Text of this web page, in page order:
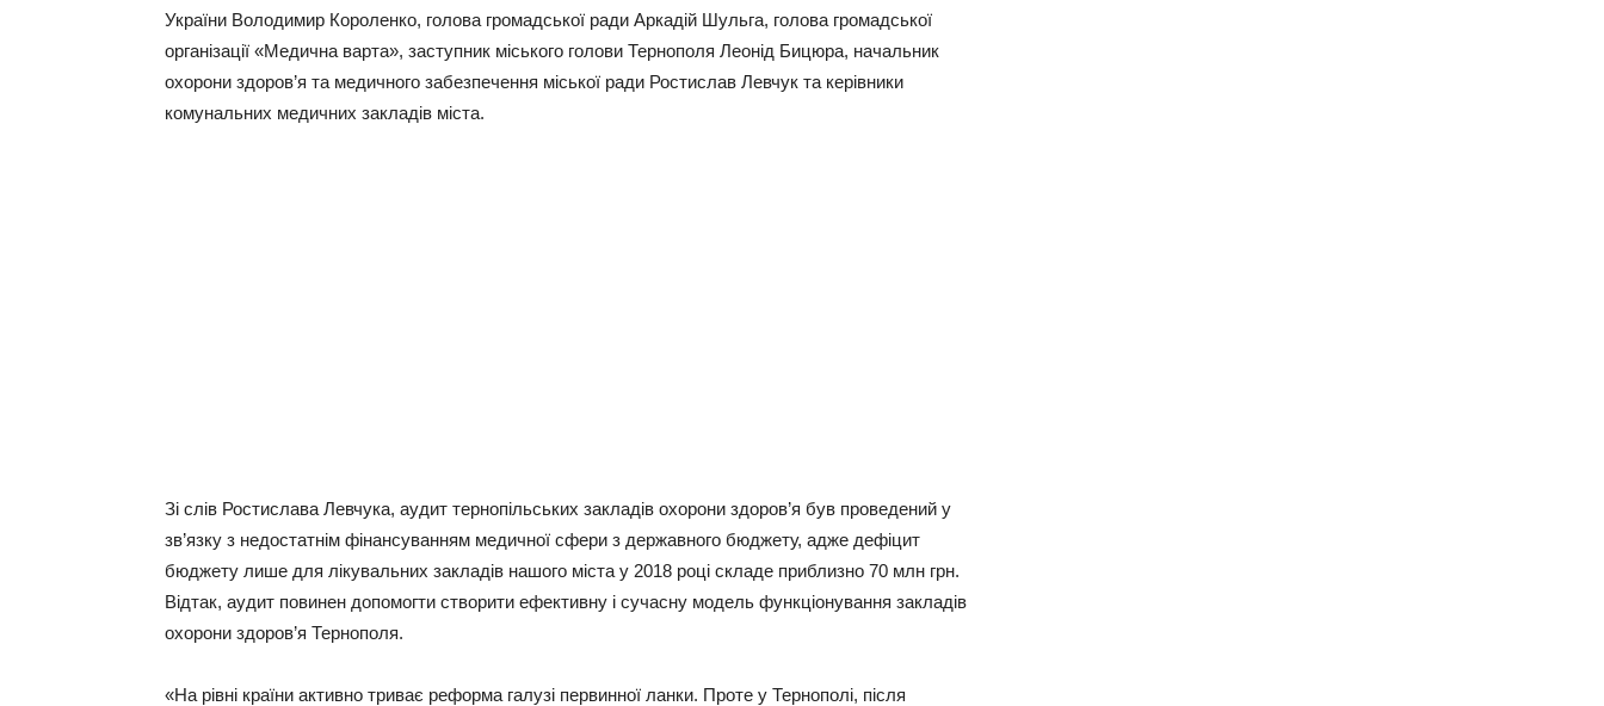
України Володимир Короленко, голова громадської ради Аркадій Шульга, голова громадської
організації «Медична варта», заступник міського голови Тернополя Леонід Бицюра, начальник
охорони здоров’я та медичного забезпечення міської ради Ростислав Левчук та керівники
комунальних медичних закладів міста.
Зі слів Ростислава Левчука, аудит тернопільських закладів охорони здоров’я був проведений у
зв’язку з недостатнім фінансуванням медичної сфери з державного бюджету, адже дефіцит
бюджету лише для лікувальних закладів нашого міста у 2018 році складе приблизно 70 млн грн.
Відтак, аудит повинен допомогти створити ефективну і сучасну модель функціонування закладів
охорони здоров’я Тернополя.
«На рівні країни активно триває реформа галузі первинної ланки. Проте у Тернополі, після